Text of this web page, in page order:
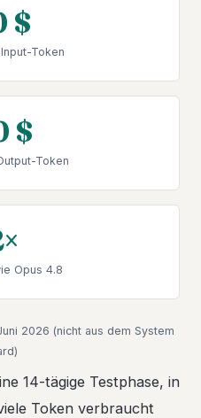
$
Token
$
Token
Opus 4.8
2026 (nicht aus dem System
14-tägige Testphase, in
Token verbraucht